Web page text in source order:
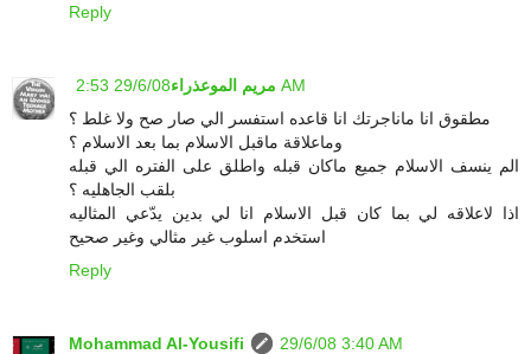
Reply
مريم الموعذراء 29/6/08 2:53 AM
مطقوق انا ماناجرتك انا قاعده استفسر الي صار صح ولا غلط ؟
وماعلاقة ماقبل الاسلام بما بعد الاسلام ؟
الم ينسف الاسلام جميع ماكان قبله واطلق على الفتره الي قبله
بلقب الجاهليه ؟
اذا لاعلاقه لي بما كان قبل الاسلام انا لي بدين يدّعي المثاليه
استخدم اسلوب غير مثالي وغير صحيح
Reply
Mohammad Al-Yousifi
29/6/08 3:40 AM